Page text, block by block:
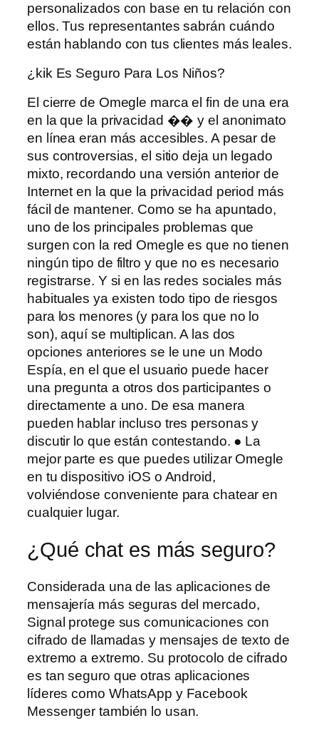
personalizados con base ​​en tu relación con
ellos. Tus representantes sabrán cuándo
están hablando con tus clientes más leales.
¿kik Es Seguro Para Los Niños?
El cierre de Omegle marca el fin de una era
en la que la privacidad �� y el anonimato
en línea eran más accesibles. A pesar de
sus controversias, el sitio deja un legado
mixto, recordando una versión anterior de
Internet en la que la privacidad period más
fácil de mantener. Como se ha apuntado,
uno de los principales problemas que
surgen con la red Omegle es que no tienen
ningún tipo de filtro y que no es necesario
registrarse. Y si en las redes sociales más
habituales ya existen todo tipo de riesgos
para los menores (y para los que no lo
son), aquí se multiplican. A las dos
opciones anteriores se le une un Modo
Espía, en el que el usuario puede hacer
una pregunta a otros dos participantes o
directamente a uno. De esa manera
pueden hablar incluso tres personas y
discutir lo que están contestando. ● La
mejor parte es que puedes utilizar Omegle
en tu dispositivo iOS o Android,
volviéndose conveniente para chatear en
cualquier lugar.
¿Qué chat es más seguro?
Considerada una de las aplicaciones de
mensajería más seguras del mercado,
Signal protege sus comunicaciones con
cifrado de llamadas y mensajes de texto de
extremo a extremo. Su protocolo de cifrado
es tan seguro que otras aplicaciones
líderes como WhatsApp y Facebook
Messenger también lo usan.